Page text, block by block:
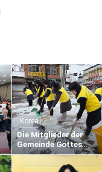
Korea
Die Mitglieder der
Gemeinde Gottes
räumen Schnee
entlang der Straße